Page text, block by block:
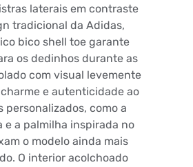
laterais em contraste
tradicional da Adidas,
bico shell toe garante
os dedinhos durante as
com visual levemente
e autenticidade ao
personalizados, como a
e a palmilha inspirada no
o modelo ainda mais
O interior acolchoado